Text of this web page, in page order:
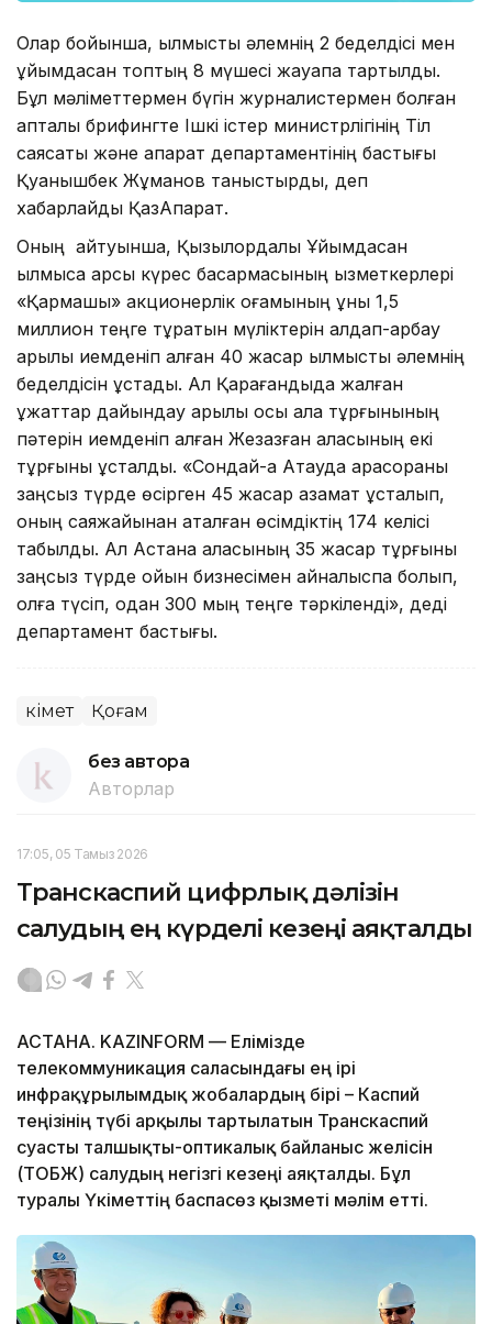
Олар бойынша, қылмыстық әлемнің 2 беделдісі мен
ұйымдасқан топтың 8 мүшесі жауапқа тартылды.
Бұл мәліметтермен бүгін журналистермен болған
апталық брифингте Ішкі істер министрлігінің Тіл
саясаты және ақпарат департаментінің бастығы
Қуанышбек Жұманов таныстырды, деп
хабарлайды ҚазАқпарат.
Оның айтуынша, Қызылордалық Ұйымдасқан
қылмысқа қарсы күрес басқармасының қызметкерлері
«Қармақшы» акционерлік қоғамының құны 1,5
миллион теңге тұратын мүліктерін алдап-арбау
арқылы иемденіп алған 40 жасар қылмыстық әлемнің
беделдісін ұстады. Ал Қарағандыда жалған
құжаттар дайындау арқылы осы қала тұрғынының
пәтерін иемденіп алған Жезқазған қаласының екі
тұрғыны ұсталды. «Сондай-ақ Ақтауда қарасораны
заңсыз түрде өсірген 45 жасар азамат ұсталып,
оның саяжайынан аталған өсімдіктің 174 келісі
табылды. Ал Астана қаласының 35 жасар тұрғыны
заңсыз түрде ойын бизнесімен айналыспақ болып,
қолға түсіп, одан 300 мың теңге тәркіленді», деді
департамент бастығы.
Үкімет Қоғам
без автора
Авторлар
17:05, 05 Тамыз 2026
Транскаспий цифрлық дәлізін
салудың ең күрделі кезеңі аяқталды
АСТАНА. KAZINFORM — Елімізде
телекоммуникация саласындағы ең ірі
инфрақұрылымдық жобалардың бірі – Каспий
теңізінің түбі арқылы тартылатын Транскаспий
суасты талшықты-оптикалық байланыс желісін
(ТОБЖ) салудың негізгі кезеңі аяқталды. Бұл
туралы Үкіметтің баспасөз қызметі мәлім етті.